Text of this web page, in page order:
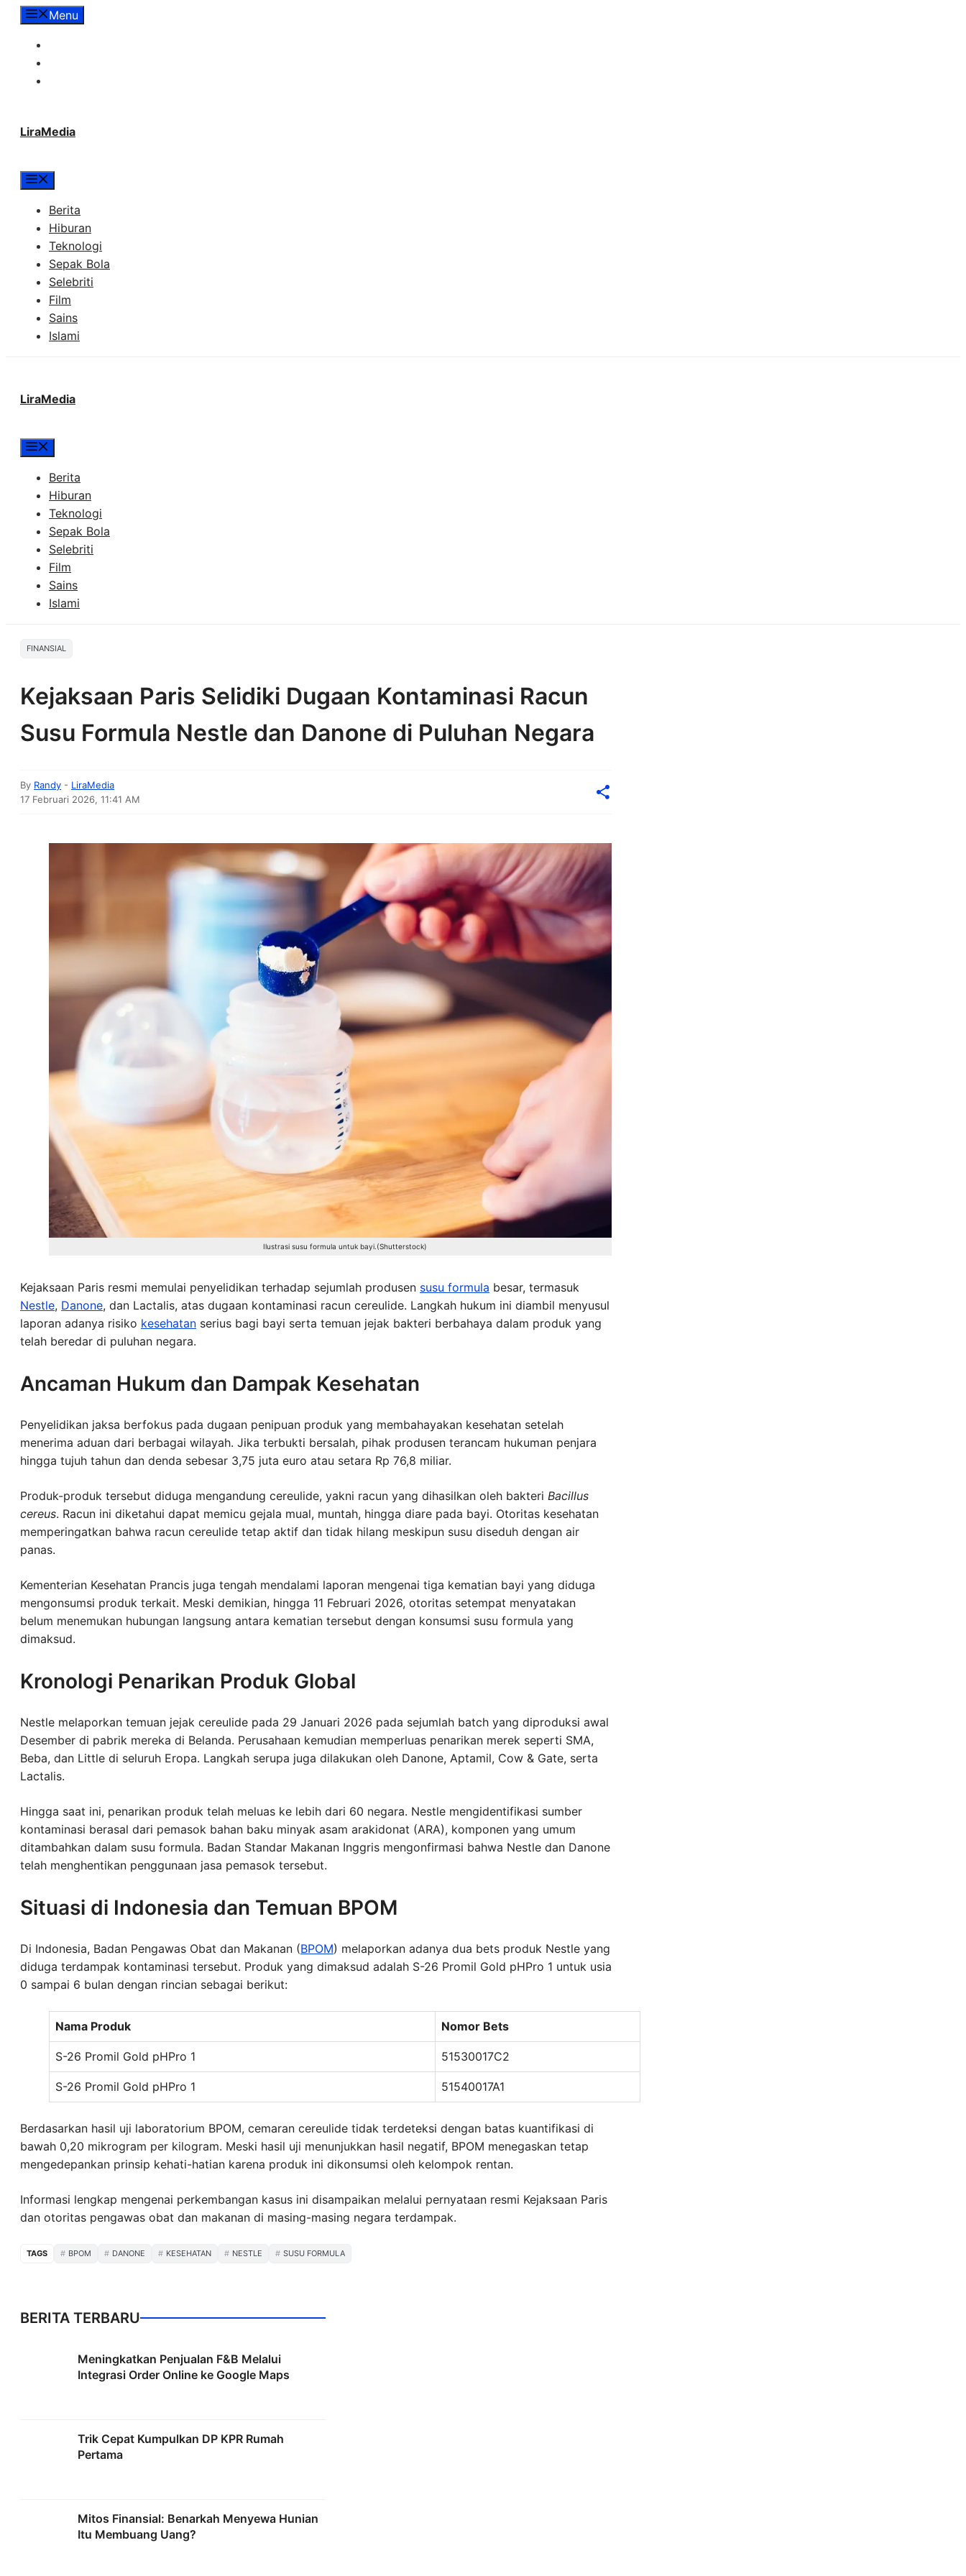
LangsungMenu
LiraMedia
Berita
Hiburan
Teknologi
Sepak Bola
Selebriti
Film
Sains
Islami
LiraMedia
Berita
Hiburan
Teknologi
Sepak Bola
Selebriti
Film
Sains
Islami
FINANSIAL
Kejaksaan Paris Selidiki Dugaan Kontaminasi Racun
Susu Formula Nestle dan Danone di Puluhan Negara
By Randy - LiraMedia
17 Februari 2026, 11:41 AM
Ilustrasi susu formula untuk bayi.(Shutterstock)
Kejaksaan Paris resmi memulai penyelidikan terhadap sejumlah produsen susu formula besar, termasuk
Nestle, Danone, dan Lactalis, atas dugaan kontaminasi racun cereulide. Langkah hukum ini diambil menyusul
laporan adanya risiko kesehatan serius bagi bayi serta temuan jejak bakteri berbahaya dalam produk yang
telah beredar di puluhan negara.
Ancaman Hukum dan Dampak Kesehatan
Penyelidikan jaksa berfokus pada dugaan penipuan produk yang membahayakan kesehatan setelah
menerima aduan dari berbagai wilayah. Jika terbukti bersalah, pihak produsen terancam hukuman penjara
hingga tujuh tahun dan denda sebesar 3,75 juta euro atau setara Rp 76,8 miliar.
Produk-produk tersebut diduga mengandung cereulide, yakni racun yang dihasilkan oleh bakteri Bacillus
cereus. Racun ini diketahui dapat memicu gejala mual, muntah, hingga diare pada bayi. Otoritas kesehatan
memperingatkan bahwa racun cereulide tetap aktif dan tidak hilang meskipun susu diseduh dengan air
panas.
Kementerian Kesehatan Prancis juga tengah mendalami laporan mengenai tiga kematian bayi yang diduga
mengonsumsi produk terkait. Meski demikian, hingga 11 Februari 2026, otoritas setempat menyatakan
belum menemukan hubungan langsung antara kematian tersebut dengan konsumsi susu formula yang
dimaksud.
Kronologi Penarikan Produk Global
Nestle melaporkan temuan jejak cereulide pada 29 Januari 2026 pada sejumlah batch yang diproduksi awal
Desember di pabrik mereka di Belanda. Perusahaan kemudian memperluas penarikan merek seperti SMA,
Beba, dan Little di seluruh Eropa. Langkah serupa juga dilakukan oleh Danone, Aptamil, Cow & Gate, serta
Lactalis.
Hingga saat ini, penarikan produk telah meluas ke lebih dari 60 negara. Nestle mengidentifikasi sumber
kontaminasi berasal dari pemasok bahan baku minyak asam arakidonat (ARA), komponen yang umum
ditambahkan dalam susu formula. Badan Standar Makanan Inggris mengonfirmasi bahwa Nestle dan Danone
telah menghentikan penggunaan jasa pemasok tersebut.
Situasi di Indonesia dan Temuan BPOM
Di Indonesia, Badan Pengawas Obat dan Makanan (BPOM) melaporkan adanya dua bets produk Nestle yang
diduga terdampak kontaminasi tersebut. Produk yang dimaksud adalah S-26 Promil Gold pHPro 1 untuk usia
0 sampai 6 bulan dengan rincian sebagai berikut:
Nama Produk Nomor Bets
S-26 Promil Gold pHPro 1 51530017C2
S-26 Promil Gold pHPro 1 51540017A1
Berdasarkan hasil uji laboratorium BPOM, cemaran cereulide tidak terdeteksi dengan batas kuantifikasi di
bawah 0,20 mikrogram per kilogram. Meski hasil uji menunjukkan hasil negatif, BPOM menegaskan tetap
mengedepankan prinsip kehati-hatian karena produk ini dikonsumsi oleh kelompok rentan.
Informasi lengkap mengenai perkembangan kasus ini disampaikan melalui pernyataan resmi Kejaksaan Paris
dan otoritas pengawas obat dan makanan di masing-masing negara terdampak.
TAGS BPOM DANONE KESEHATAN NESTLE SUSU FORMULA
BERITA TERBARU
Meningkatkan Penjualan F&B Melalui
Integrasi Order Online ke Google Maps
Trik Cepat Kumpulkan DP KPR Rumah
Pertama
Mitos Finansial: Benarkah Menyewa Hunian
Itu Membuang Uang?